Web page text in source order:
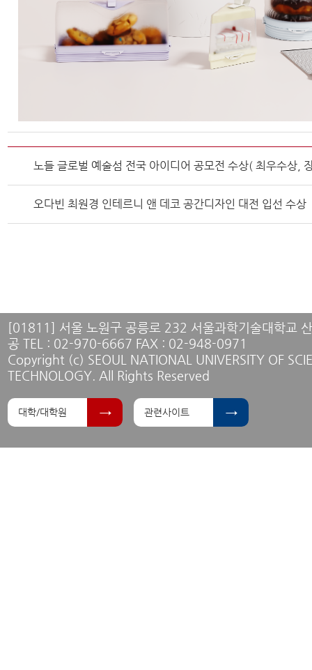
노들 글로벌 예술섬 전국 아이디어 공모전 수상( 최우수상,
오다빈 최원경 인테르니 앤 데코 공간디자인 대전 입선 수상
[01811] 서울 노원구 공릉로 232 서울과학기술대학교
공 TEL : 02-970-6667 FAX : 02-948-0971
Copyright (c) SEOUL NATIONAL UNIVERSITY OF
TECHNOLOGY. All Rights Reserved
대학/대학원 관련사이트